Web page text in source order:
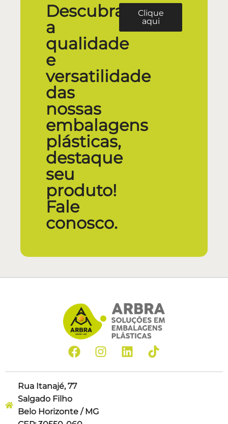
Descubra
a
qualidade
e
versatilidade
das
nossas
embalagens
plásticas,
destaque
seu
produto!
Fale
conosco.
Clique
aqui
Rua Itanajé, 77
Salgado Filho
Belo Horizonte / MG